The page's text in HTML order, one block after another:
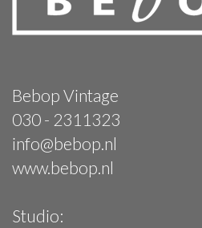
Bebop Vintage
030 - 2311323
info@bebop.nl
www.bebop.nl
Studio: